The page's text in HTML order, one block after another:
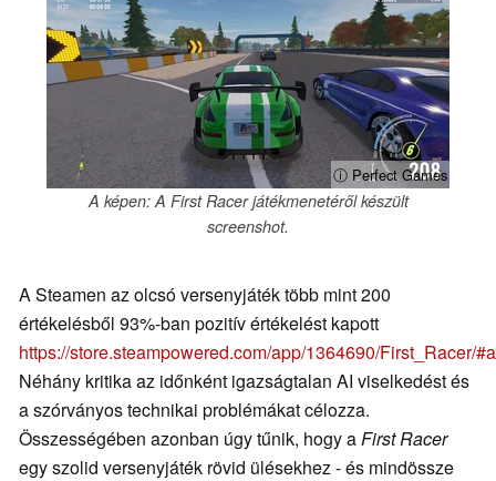
ⓘ Perfect Games
A képen: A First Racer játékmenetéről készült
screenshot.
A Steamen az olcsó versenyjáték több mint 200
értékelésből 93%-ban pozitív értékelést kapott
https://store.steampowered.com/app/1364690/First_Racer/
Néhány kritika az időnként igazságtalan AI viselkedést és
a szórványos technikai problémákat célozza.
Összességében azonban úgy tűnik, hogy aFirst Racer
egy szolid versenyjáték rövid ülésekhez - és mindössze